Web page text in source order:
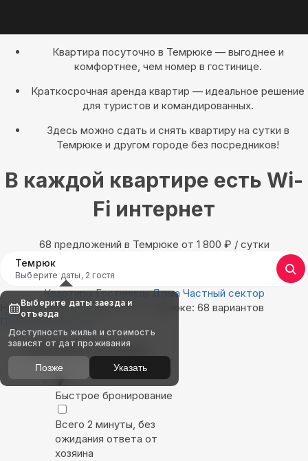
Квартира посуточно в Темрюке — выгоднее и
комфортнее, чем номер в гостинице.
Краткосрочная аренда квартир — идеальное решение
для туристов и командированных.
Здесь можно сдать и снять квартиру на сутки в
Темрюке и другом городе без посредников!
В каждой квартире есть Wi-
Fi интернет
68 предложений в Темрюке oт 1 800 ₽ / сутки
Темрюк
Выберите даты, 2 гостя
Квартиры Гостиницы Дома Частный сектор
Найдём, где остановиться в Темрюке: 68 вариантов
Показать на карте
Выбирайте лучшее
Быстрое бронирование
Всего 2 минуты, без
ожидания ответа от
хозяина
Выберите даты заезда и
отъезда
Доступность жилья и стоимость
зависят от дат проживания
Позже Указать